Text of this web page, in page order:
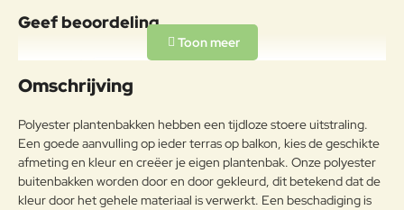
Geef beoordeling
Uw naam:
g:
Omschrijving
Polyester plantenbakken hebben een tijdloze stoere uitstraling.
Een goede aanvulling op ieder terras op balkon, kies de geschikte
afmeting en kleur en creëer je eigen plantenbak. Onze polyester
buitenbakken worden door en door gekleurd, dit betekend dat de
kleur door het gehele materiaal is verwerkt. Een beschadiging is